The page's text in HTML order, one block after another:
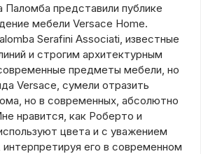
представили публике
мебели Versace Home.
Serafini Associati, известные
и строгим архитектурным
предметы мебели, но
Versace, сумели отразить
но в современных, абсолютно
нравится, как Роберто и
цвета и с уважением
его в современном